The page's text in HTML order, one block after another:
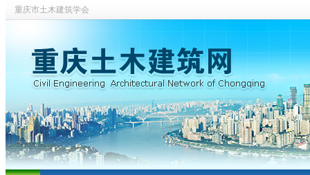
重庆市土木建筑学会